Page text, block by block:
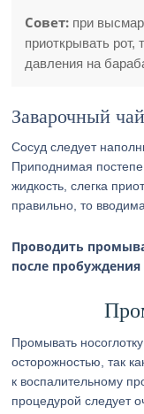
Совет: при
приоткрывать
давления на
Заварочный
Сосуд следует
Приподнимая
жидкость, слегка
правильно, то
Проводить
после
Промывать
осторожностью, так
к воспалительному
процедурой следует